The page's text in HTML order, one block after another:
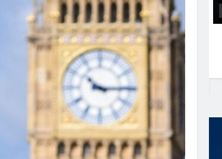
POLICE INVESTIGATION ANNOUNCEMENT
[KOR] 3대 참사 허위정보 퍼뜨린 피의자 구
2026년 05월 31일